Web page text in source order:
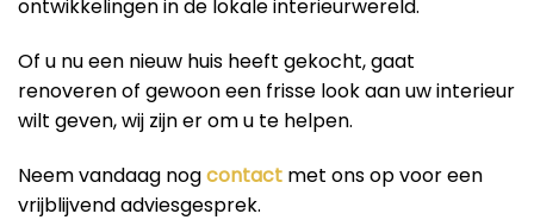
ontwikkelingen in de lokale interieurwereld.
Of u nu een nieuw huis heeft gekocht, gaat
renoveren of gewoon een frisse look aan uw interieur
wilt geven, wij zijn er om u te helpen.
Neem vandaag nogcontact met ons op voor een
vrijblijvend adviesgesprek.